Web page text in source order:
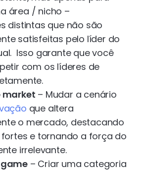
área / nicho –
distintas que não são
satisfeitas pelo líder do
Isso garante que você
com os líderes de
market – Mudar a cenário
que altera
o mercado, destacando
e tornando a força do
irrelevante.
– Criar uma categoria